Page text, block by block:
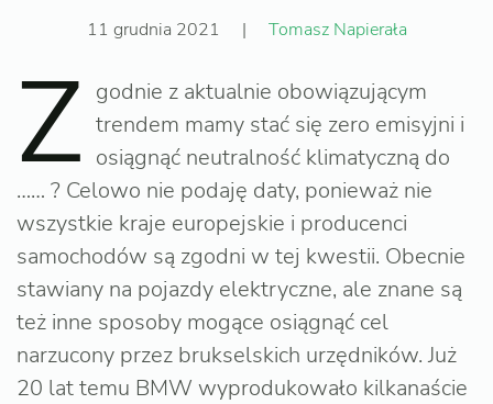
11 grudnia 2021 | Tomasz Napierała
Z godnie z aktualnie obowiązującym
trendem mamy stać się zero emisyjni i
osiągnąć neutralność klimatyczną do
…… ? Celowo nie podaję daty, ponieważ nie
wszystkie kraje europejskie i producenci
samochodów są zgodni w tej kwestii. Obecnie
stawiany na pojazdy elektryczne, ale znane są
też inne sposoby mogące osiągnąć cel
narzucony przez brukselskich urzędników. Już
20 lat temu BMW wyprodukowało kilkanaście